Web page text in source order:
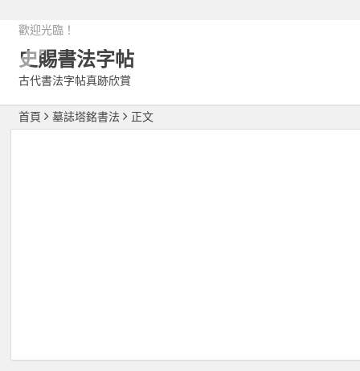
歡迎光臨！
史賜書法字帖
古代書法字帖真跡欣賞
首頁 墓誌塔銘書法 正文